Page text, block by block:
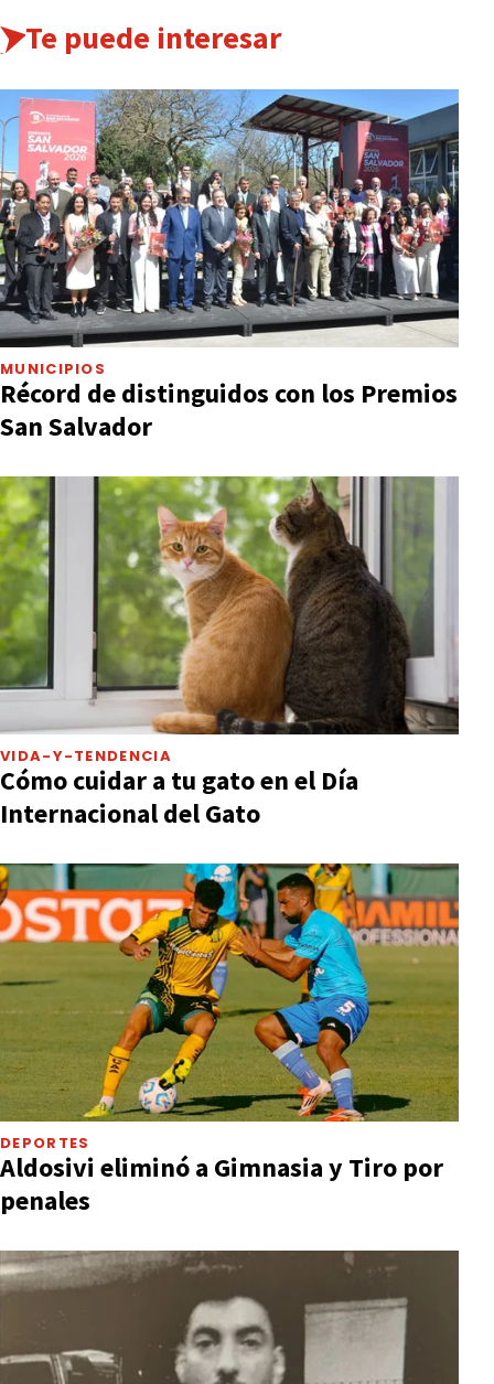
Te puede interesar
MUNICIPIOS
Récord de distinguidos con los Premios
San Salvador
VIDA-Y-TENDENCIA
Cómo cuidar a tu gato en el Día
Internacional del Gato
DEPORTES
Aldosivi eliminó a Gimnasia y Tiro por
penales